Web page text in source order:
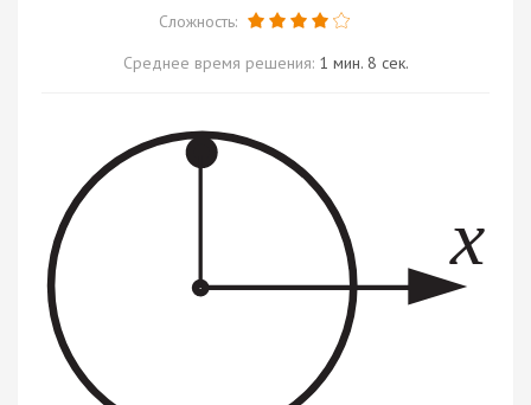
Сложность:
Среднее время решения: 1 мин. 8 сек.